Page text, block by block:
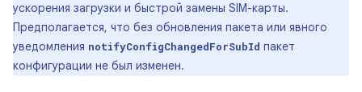
ускорения загрузки и быстрой замены SIM-карты.
Предполагается, что без обновления пакета или явного
уведомления notifyConfigChangedForSubId пакет
конфигурации не был изменен.